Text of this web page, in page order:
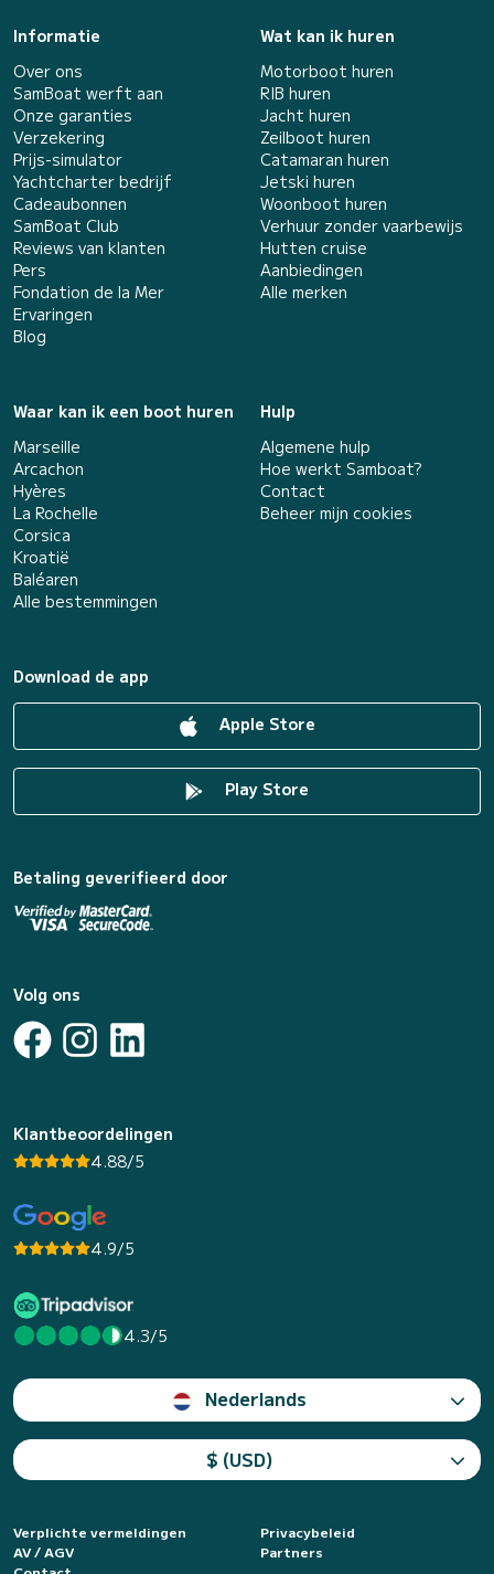
Informatie
Over ons
SamBoat werft aan
Onze garanties
Verzekering
Prijs-simulator
Yachtcharter bedrijf
Cadeaubonnen
SamBoat Club
Reviews van klanten
Pers
Fondation de la Mer
Ervaringen
Blog
Wat kan ik huren
Motorboot huren
RIB huren
Jacht huren
Zeilboot huren
Catamaran huren
Jetski huren
Woonboot huren
Verhuur zonder vaarbewijs
Hutten cruise
Aanbiedingen
Alle merken
Waar kan ik een boot huren
Marseille
Arcachon
Hyères
La Rochelle
Corsica
Kroatië
Baléaren
Alle bestemmingen
Hulp
Algemene hulp
Hoe werkt Samboat?
Contact
Beheer mijn cookies
Download de app
Apple Store
Play Store
Betaling geverifieerd door
Volg ons
Klantbeoordelingen
4.88/5
4.9/5
4.3/5
Nederlands
$ (USD)
Verplichte vermeldingen
Privacybeleid
AV / AGV
Partners